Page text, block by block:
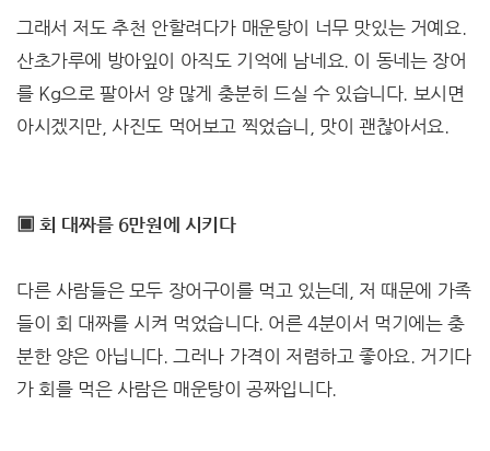
그래서 저도 추천 안할려다가 매운탕이 너무 맛있는 거예요.
산초가루에 방아잎이 아직도 기억에 남네요. 이 동네는 장어
를 Kg으로 팔아서 양 많게 충분히 드실 수 있습니다. 보시면
아시겠지만, 사진도 먹어보고 찍었습니, 맛이 괜찮아서요.
▣ 회 대짜를 6만원에 시키다
다른 사람들은 모두 장어구이를 먹고 있는데, 저 때문에 가족
들이 회 대짜를 시켜 먹었습니다. 어른 4분이서 먹기에는 충
분한 양은 아닙니다. 그러나 가격이 저렴하고 좋아요. 거기다
가 회를 먹은 사람은 매운탕이 공짜입니다.